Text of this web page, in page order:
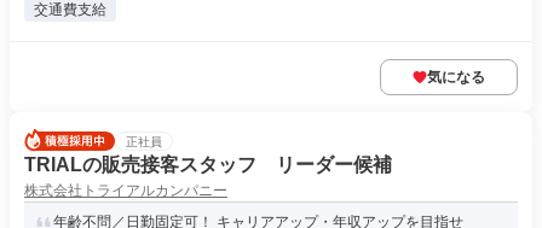
交通費支給
気になる
正社員
TRIALの販売接客スタッフ リーダー候補
株式会社トライアルカンパニー
年齢不問／日勤固定可！ キャリアアップ・年収アップを目指せ